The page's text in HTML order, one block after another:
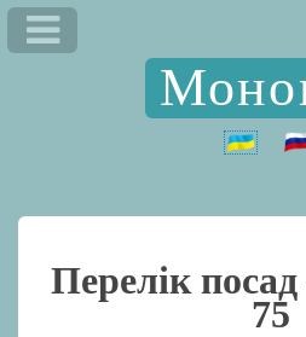
Перелік
75